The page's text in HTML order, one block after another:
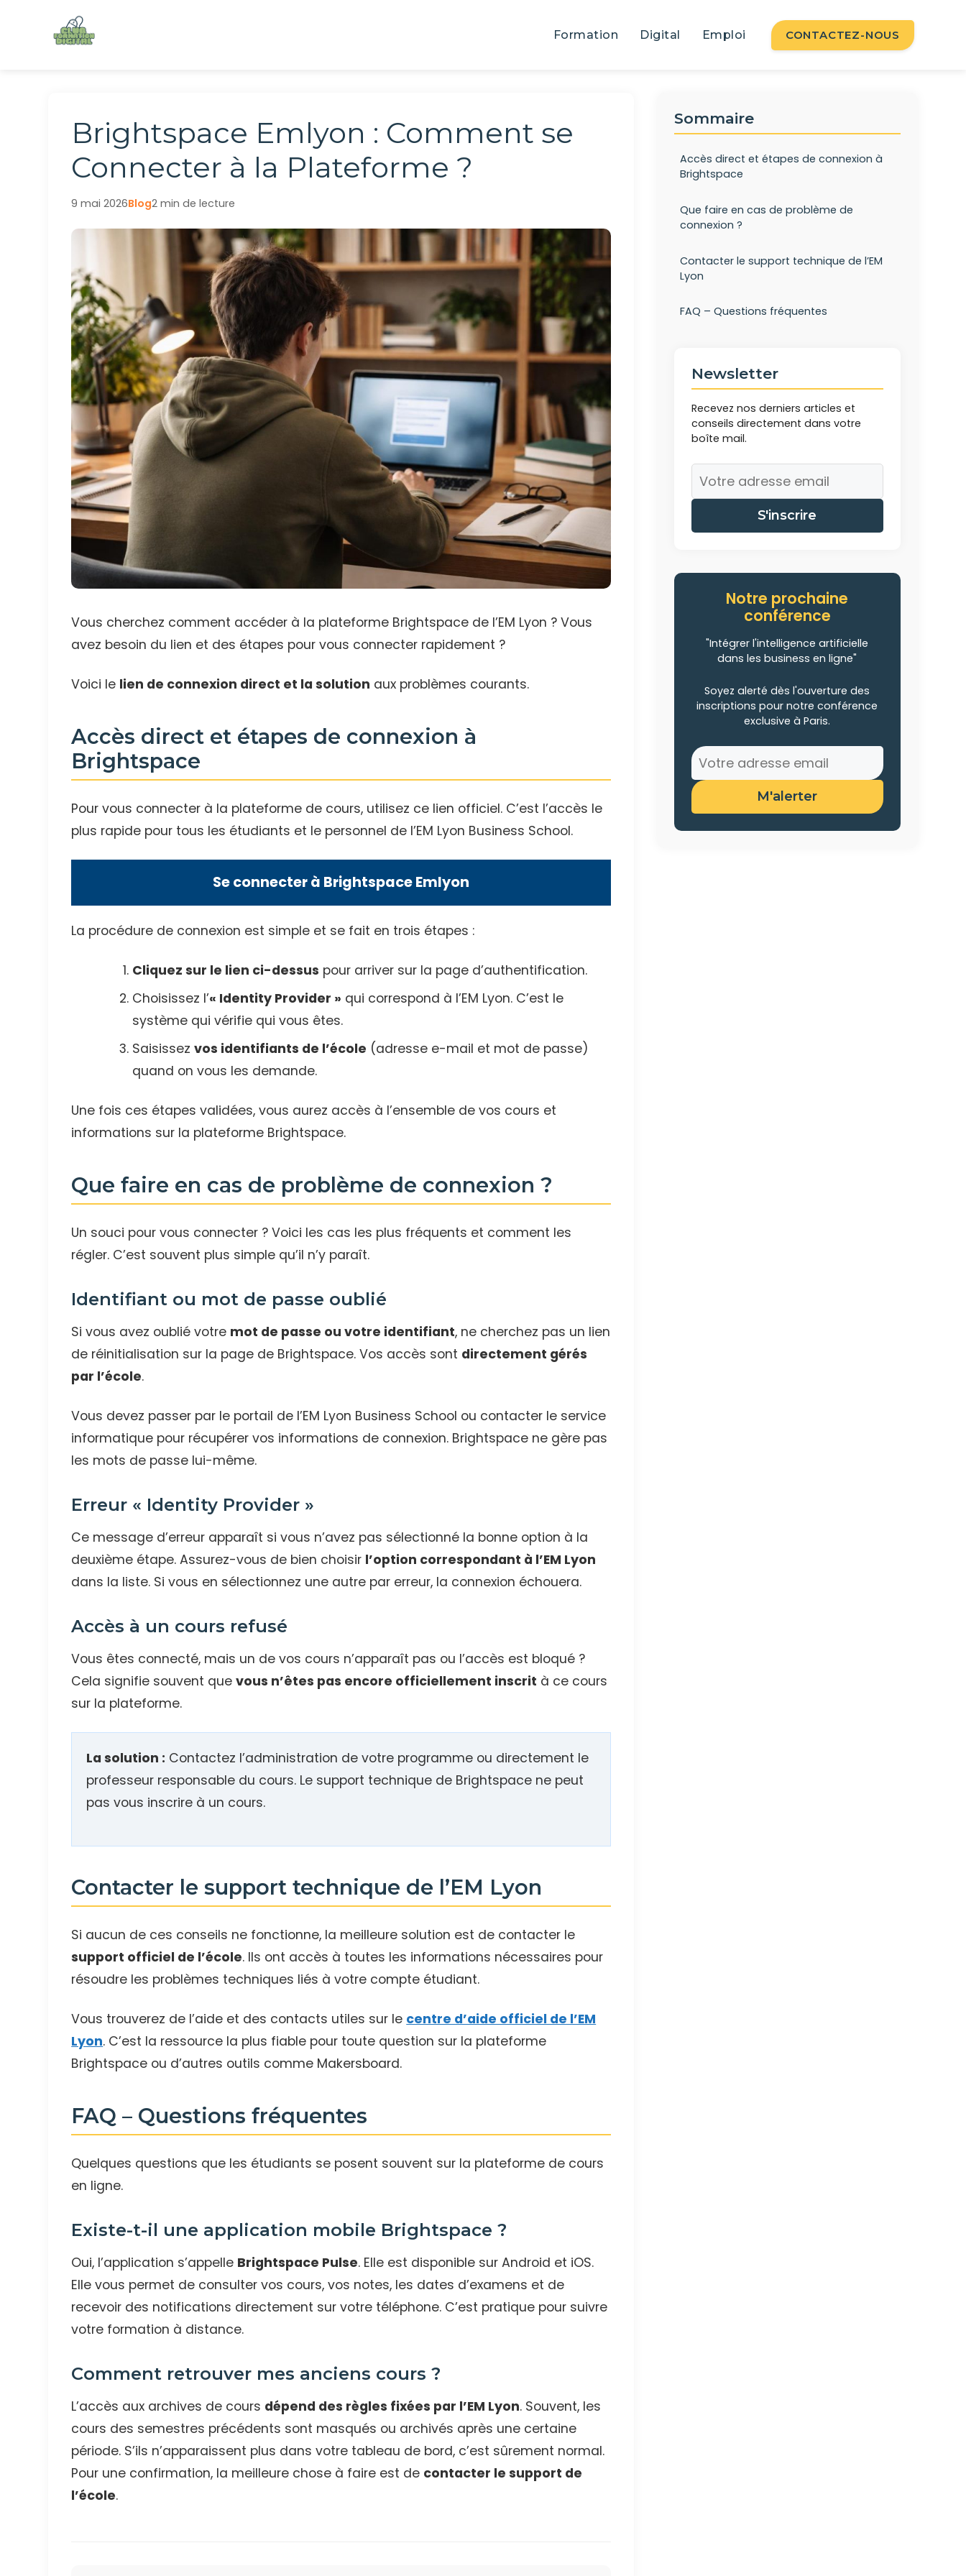
Formation Digital Emploi CONTACTEZ-NOUS
Brightspace Emlyon : Comment se
Connecter à la Plateforme ?
9 mai 2026Blog2 min de lecture
Vous cherchez comment accéder à la plateforme Brightspace de l’EM Lyon ? Vous
avez besoin du lien et des étapes pour vous connecter rapidement ?
Voici le lien de connexion direct et la solution aux problèmes courants.
Accès direct et étapes de connexion à
Brightspace
Pour vous connecter à la plateforme de cours, utilisez ce lien officiel. C’est l’accès le
plus rapide pour tous les étudiants et le personnel de l’EM Lyon Business School.
Se connecter à Brightspace Emlyon
La procédure de connexion est simple et se fait en trois étapes :
Cliquez sur le lien ci-dessus pour arriver sur la page d’authentification.
Choisissez l’« Identity Provider » qui correspond à l’EM Lyon. C’est le
système qui vérifie qui vous êtes.
Saisissez vos identifiants de l’école (adresse e-mail et mot de passe)
quand on vous les demande.
Une fois ces étapes validées, vous aurez accès à l’ensemble de vos cours et
informations sur la plateforme Brightspace.
Que faire en cas de problème de connexion ?
Un souci pour vous connecter ? Voici les cas les plus fréquents et comment les
régler. C’est souvent plus simple qu’il n’y paraît.
Identifiant ou mot de passe oublié
Si vous avez oublié votre mot de passe ou votre identifiant, ne cherchez pas un lien
de réinitialisation sur la page de Brightspace. Vos accès sont directement gérés
par l’école.
Vous devez passer par le portail de l’EM Lyon Business School ou contacter le service
informatique pour récupérer vos informations de connexion. Brightspace ne gère pas
les mots de passe lui-même.
Erreur « Identity Provider »
Ce message d’erreur apparaît si vous n’avez pas sélectionné la bonne option à la
deuxième étape. Assurez-vous de bien choisir l’option correspondant à l’EM Lyon
dans la liste. Si vous en sélectionnez une autre par erreur, la connexion échouera.
Accès à un cours refusé
Vous êtes connecté, mais un de vos cours n’apparaît pas ou l’accès est bloqué ?
Cela signifie souvent quevous n’êtes pas encore officiellement inscrit à ce cours
sur la plateforme.
La solution : Contactez l’administration de votre programme ou directement le
professeur responsable du cours. Le support technique de Brightspace ne peut
pas vous inscrire à un cours.
Contacter le support technique de l’EM Lyon
Si aucun de ces conseils ne fonctionne, la meilleure solution est de contacter le
support officiel de l’école. Ils ont accès à toutes les informations nécessaires pour
résoudre les problèmes techniques liés à votre compte étudiant.
Vous trouverez de l’aide et des contacts utiles sur le centre d’aide officiel de l’EM
Lyon. C’est la ressource la plus fiable pour toute question sur la plateforme
Brightspace ou d’autres outils comme Makersboard.
FAQ – Questions fréquentes
Quelques questions que les étudiants se posent souvent sur la plateforme de cours
en ligne.
Existe-t-il une application mobile Brightspace ?
Oui, l’application s’appelle Brightspace Pulse. Elle est disponible sur Android et iOS.
Elle vous permet de consulter vos cours, vos notes, les dates d’examens et de
recevoir des notifications directement sur votre téléphone. C’est pratique pour suivre
votre formation à distance.
Comment retrouver mes anciens cours ?
L’accès aux archives de cours dépend des règles fixées par l’EM Lyon. Souvent, les
cours des semestres précédents sont masqués ou archivés après une certaine
période. S’ils n’apparaissent plus dans votre tableau de bord, c’est sûrement normal.
Pour une confirmation, la meilleure chose à faire est de contacter le support de
l’école.
Sommaire
Accès direct et étapes de connexion à
Brightspace
Que faire en cas de problème de
connexion ?
Contacter le support technique de l’EM
Lyon
FAQ – Questions fréquentes
Newsletter
Recevez nos derniers articles et
conseils directement dans votre
boîte mail.
S'inscrire
Notre prochaine
conférence
"Intégrer l'intelligence artificielle
dans les business en ligne"
Soyez alerté dès l'ouverture des
inscriptions pour notre conférence
exclusive à Paris.
M'alerter